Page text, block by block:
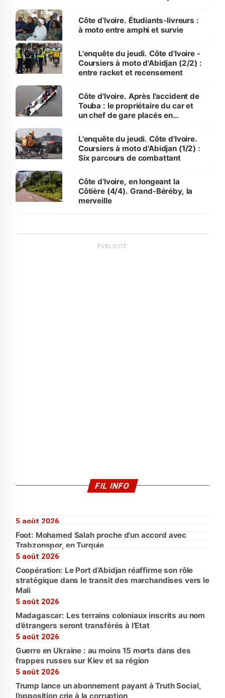
Côte d’Ivoire. Étudiants-livreurs :
à moto entre amphi et survie
L'enquête du jeudi. Côte d'Ivoire -
Coursiers à moto d'Abidjan (2/2) :
entre racket et recensement
Côte d'Ivoire. Après l'accident de
Touba : le propriétaire du car et
un chef de gare placés en
L'enquête du jeudi. Côte d'Ivoire.
Coursiers à moto d'Abidjan (1/2) :
Six parcours de combattant
Côte d’Ivoire, en longeant la
Côtière (4/4). Grand-Béréby, la
merveille
PUBLICITÉ
FIL INFO
5 août 2026
Foot: Mohamed Salah proche d'un accord avec
Trabzonspor, en Turquie
5 août 2026
Coopération: Le Port d’Abidjan réaffirme son rôle
stratégique dans le transit des marchandises vers le
Mali
5 août 2026
Madagascar: Les terrains coloniaux inscrits au nom
d’étrangers seront transférés à l’Etat
5 août 2026
Guerre en Ukraine : au moins 15 morts dans des
frappes russes sur Kiev et sa région
5 août 2026
Trump lance un abonnement payant à Truth Social,
l’opposition crie à la corruption